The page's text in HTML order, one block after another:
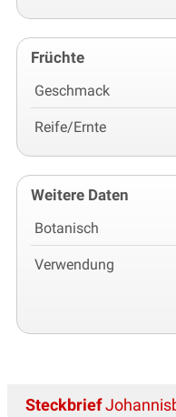
Früchte
Geschmack
Reife/Ernte
Weitere Daten
Botanisch
Verwendung
Steckbrief